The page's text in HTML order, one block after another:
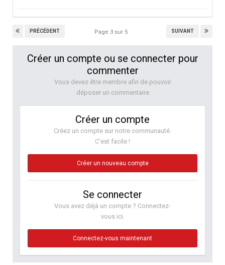
PRÉCÉDENT SUIVANT
Page 3 sur 5
Créer un compte ou se connecter pour
commenter
Vous devez être membre afin de pouvoir
déposer un commentaire
Créer un compte
Créez un compte sur notre communauté.
C’est facile !
Créer un nouveau compte
Se connecter
Vous avez déjà un compte ? Connectez-
vous ici.
Connectez-vous maintenant